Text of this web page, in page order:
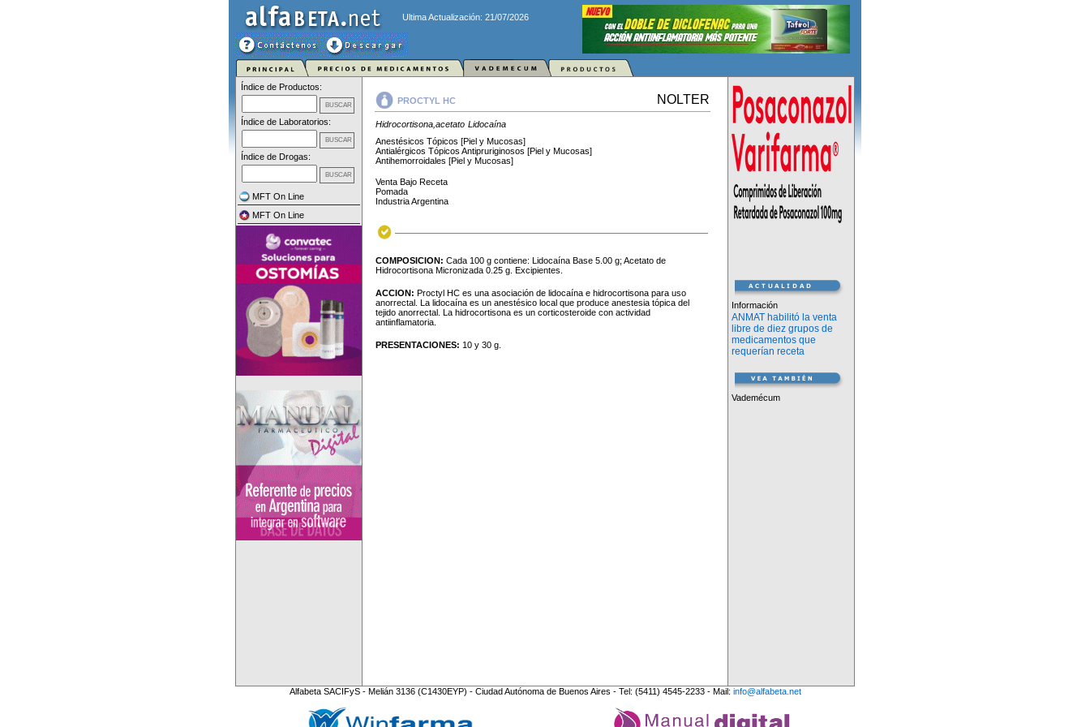
Ultima Actualización: 21/07/2026
Índice de Productos:
Índice de Laboratorios:
Índice de Drogas:
MFT On Line
MFT On Line
PROCTYL HC NOLTER
Hidrocortisona,acetato Lidocaína
Anestésicos Tópicos [Piel y Mucosas]
Antialérgicos Tópicos Antipruriginosos [Piel y Mucosas]
Antihemorroidales [Piel y Mucosas]
Venta Bajo Receta
Pomada
Industria Argentina
COMPOSICION: Cada 100 g contiene: Lidocaína Base 5.00 g; Acetato de
Hidrocortisona Micronizada 0.25 g. Excipientes.
ACCION: Proctyl HC es una asociación de lidocaína e hidrocortisona para uso
anorrectal. La lidocaína es un anestésico local que produce anestesia tópica del
tejido anorrectal. La hidrocortisona es un corticosteroide con actividad
antiinflamatoria.
PRESENTACIONES: 10 y 30 g.
Información
ANMAT habilitó la venta
libre de diez grupos de
medicamentos que
requerían receta
Vademécum
Alfabeta SACIFyS - Melián 3136 (C1430EYP) - Ciudad Autónoma de Buenos Aires - Tel: (5411) 4545-2233 - Mail: info@alfabeta.net